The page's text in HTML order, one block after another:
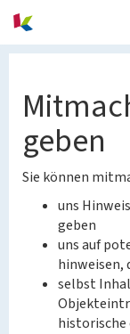
geben
Sie können
uns
geben
uns auf
hinweisen,
selbst
historische